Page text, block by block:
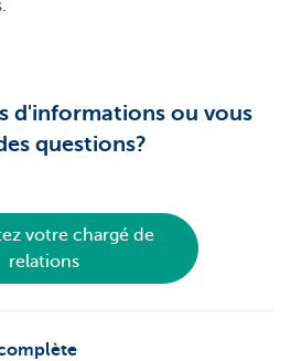
d'informations ou vous
questions?
votre chargé de
relations